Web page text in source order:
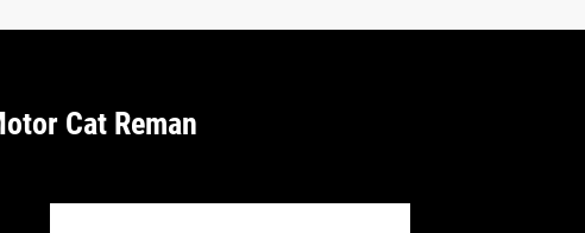
Cat Reman